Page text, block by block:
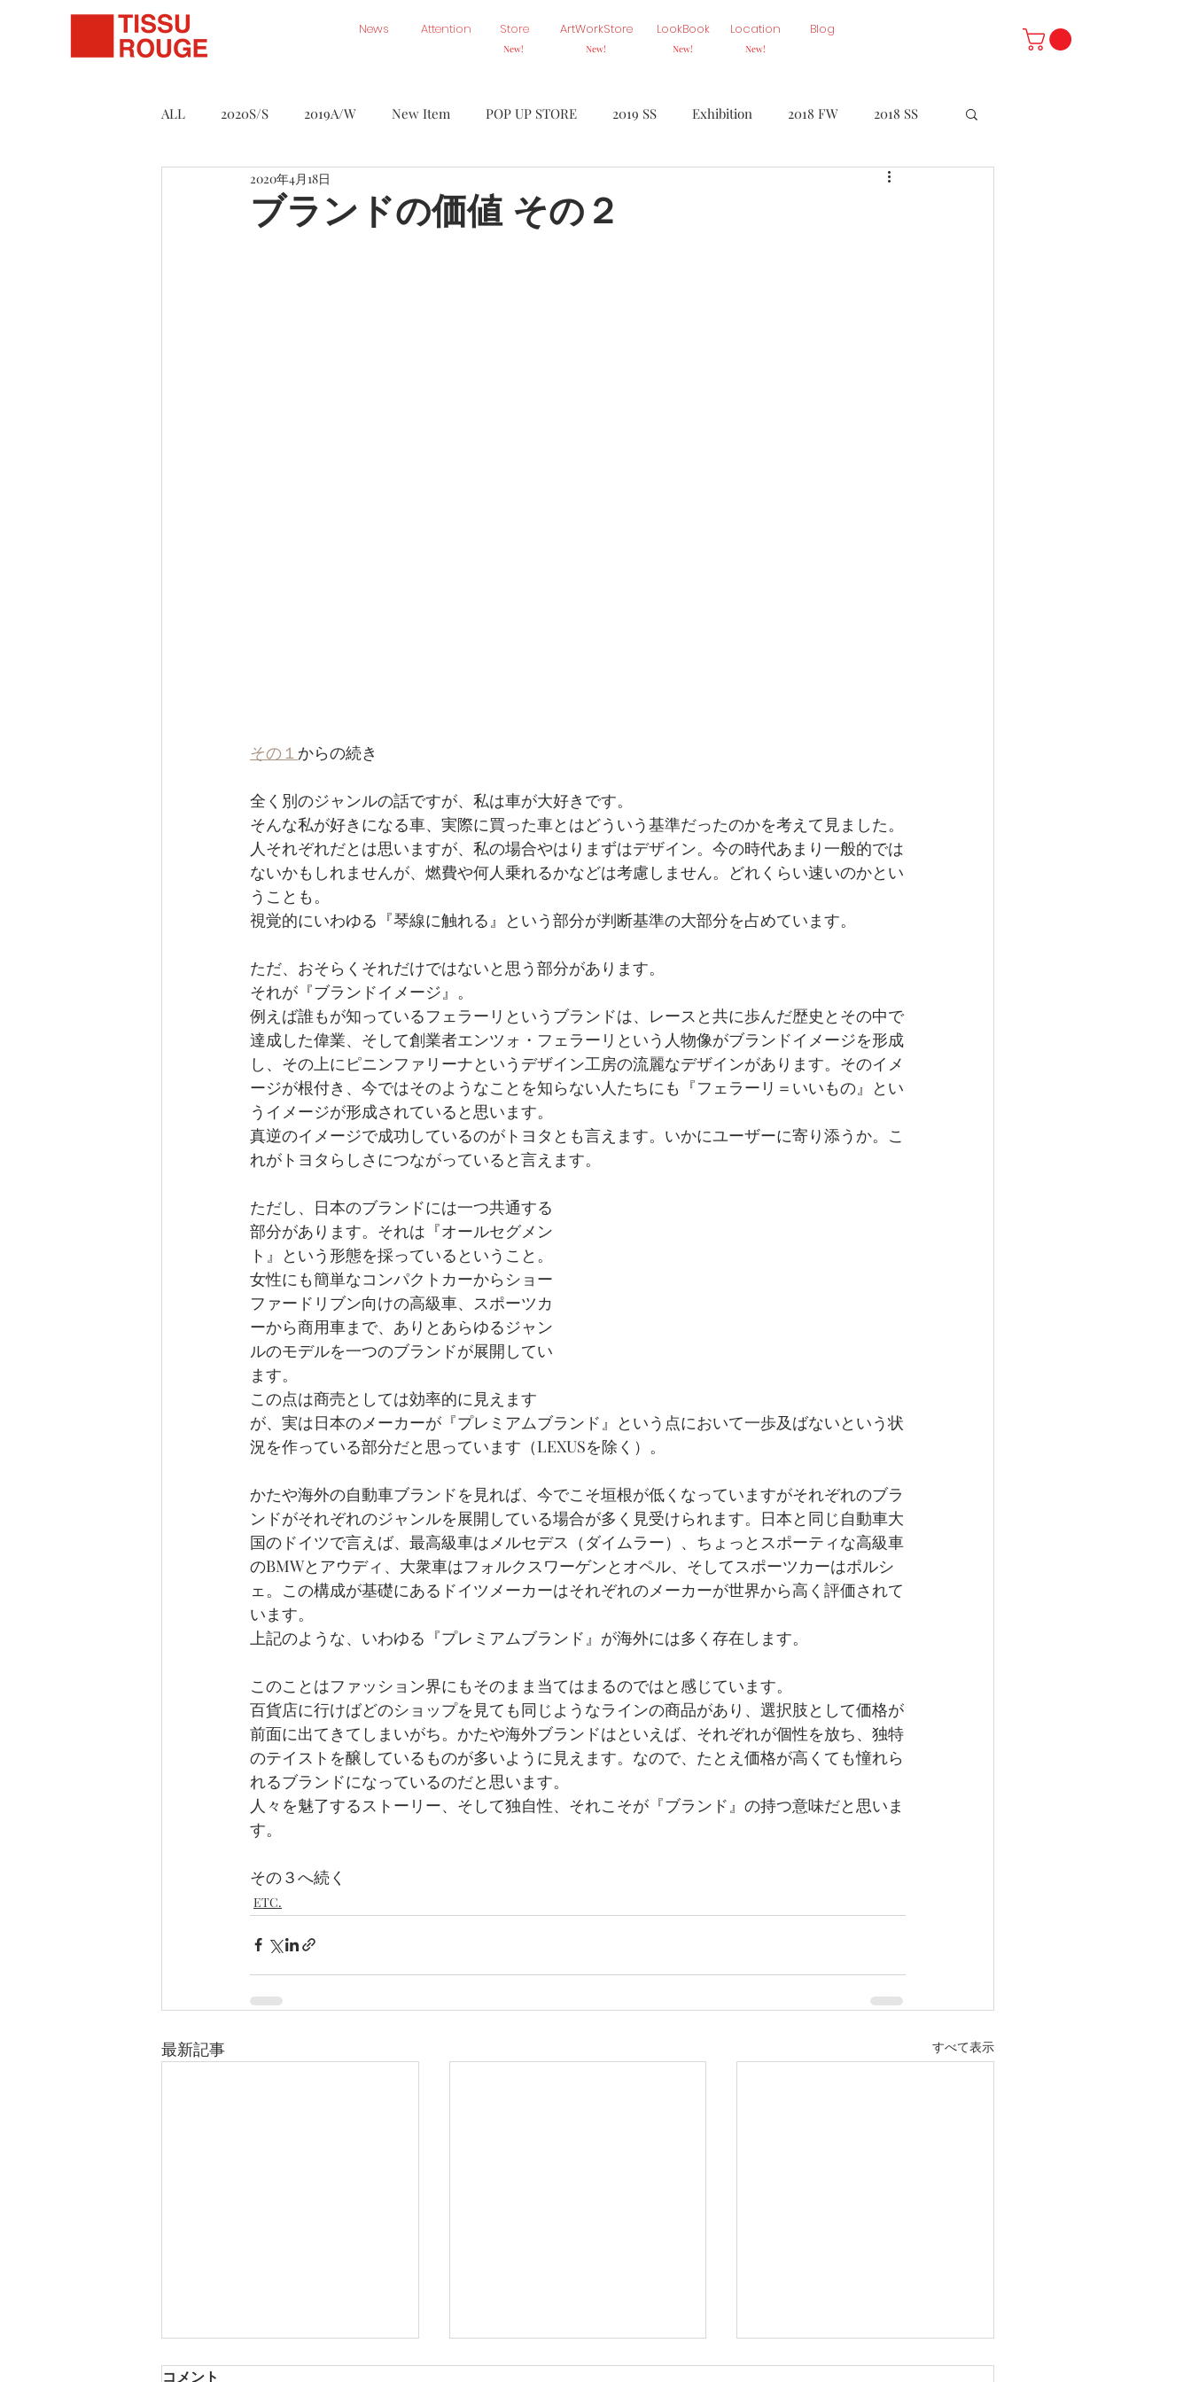
News Attention Store
New!
ArtWorkStore
New!
LookBook
New!
Location Blog
New!
ALL 2020S/S 2019A/W New Item POP UP STORE 2019 SS Exhibition 2018 FW 2018 SS
Série Noire Accessory
ブランドの価値 その２
2020年4月18日
その１ からの続き
全く別のジャンルの話ですが、私は車が大好きです。
そんな私が好きになる車、実際に買った車とはどういう基準だったのかを考えて見ました。
人それぞれだとは思いますが、私の場合やはりまずはデザイン。今の時代あまり一般的では
ないかもしれませんが、燃費や何人乗れるかなどは考慮しません。どれくらい速いのかとい
うことも。
視覚的にいわゆる『琴線に触れる』という部分が判断基準の大部分を占めています。
ただ、おそらくそれだけではないと思う部分があります。
それが『ブランドイメージ』。
例えば誰もが知っているフェラーリというブランドは、レースと共に歩んだ歴史とその中で
達成した偉業、そして創業者エンツォ・フェラーリという人物像がブランドイメージを形成
し、その上にピニンファリーナというデザイン工房の流麗なデザインがあります。そのイメ
ージが根付き、今ではそのようなことを知らない人たちにも『フェラーリ＝いいもの』とい
うイメージが形成されていると思います。
真逆のイメージで成功しているのがトヨタとも言えます。いかにユーザーに寄り添うか。こ
れがトヨタらしさにつながっていると言えます。
ただし、日本のブランドには一つ共通する
部分があります。それは『オールセグメン
ト』という形態を採っているということ。
女性にも簡単なコンパクトカーからショー
ファードリブン向けの高級車、スポーツカ
ーから商用車まで、ありとあらゆるジャン
ルのモデルを一つのブランドが展開してい
ます。
この点は商売としては効率的に見えます
が、実は日本のメーカーが『プレミアムブランド』という点において一歩及ばないという状
況を作っている部分だと思っています（LEXUSを除く）。
かたや海外の自動車ブランドを見れば、今でこそ垣根が低くなっていますがそれぞれのブラ
ンドがそれぞれのジャンルを展開している場合が多く見受けられます。日本と同じ自動車大
国のドイツで言えば、最高級車はメルセデス（ダイムラー）、ちょっとスポーティな高級車
のBMWとアウディ、大衆車はフォルクスワーゲンとオペル、そしてスポーツカーはポルシ
ェ。この構成が基礎にあるドイツメーカーはそれぞれのメーカーが世界から高く評価されて
います。
上記のような、いわゆる『プレミアムブランド』が海外には多く存在します。
このことはファッション界にもそのまま当てはまるのではと感じています。
百貨店に行けばどのショップを見ても同じようなラインの商品があり、選択肢として価格が
前面に出てきてしまいがち。かたや海外ブランドはといえば、それぞれが個性を放ち、独特
のテイストを醸しているものが多いように見えます。なので、たとえ価格が高くても憧れら
れるブランドになっているのだと思います。
人々を魅了するストーリー、そして独自性、それこそが『ブランド』の持つ意味だと思いま
す。
その３へ続く
ETC.
最新記事 すべて表示
コメント